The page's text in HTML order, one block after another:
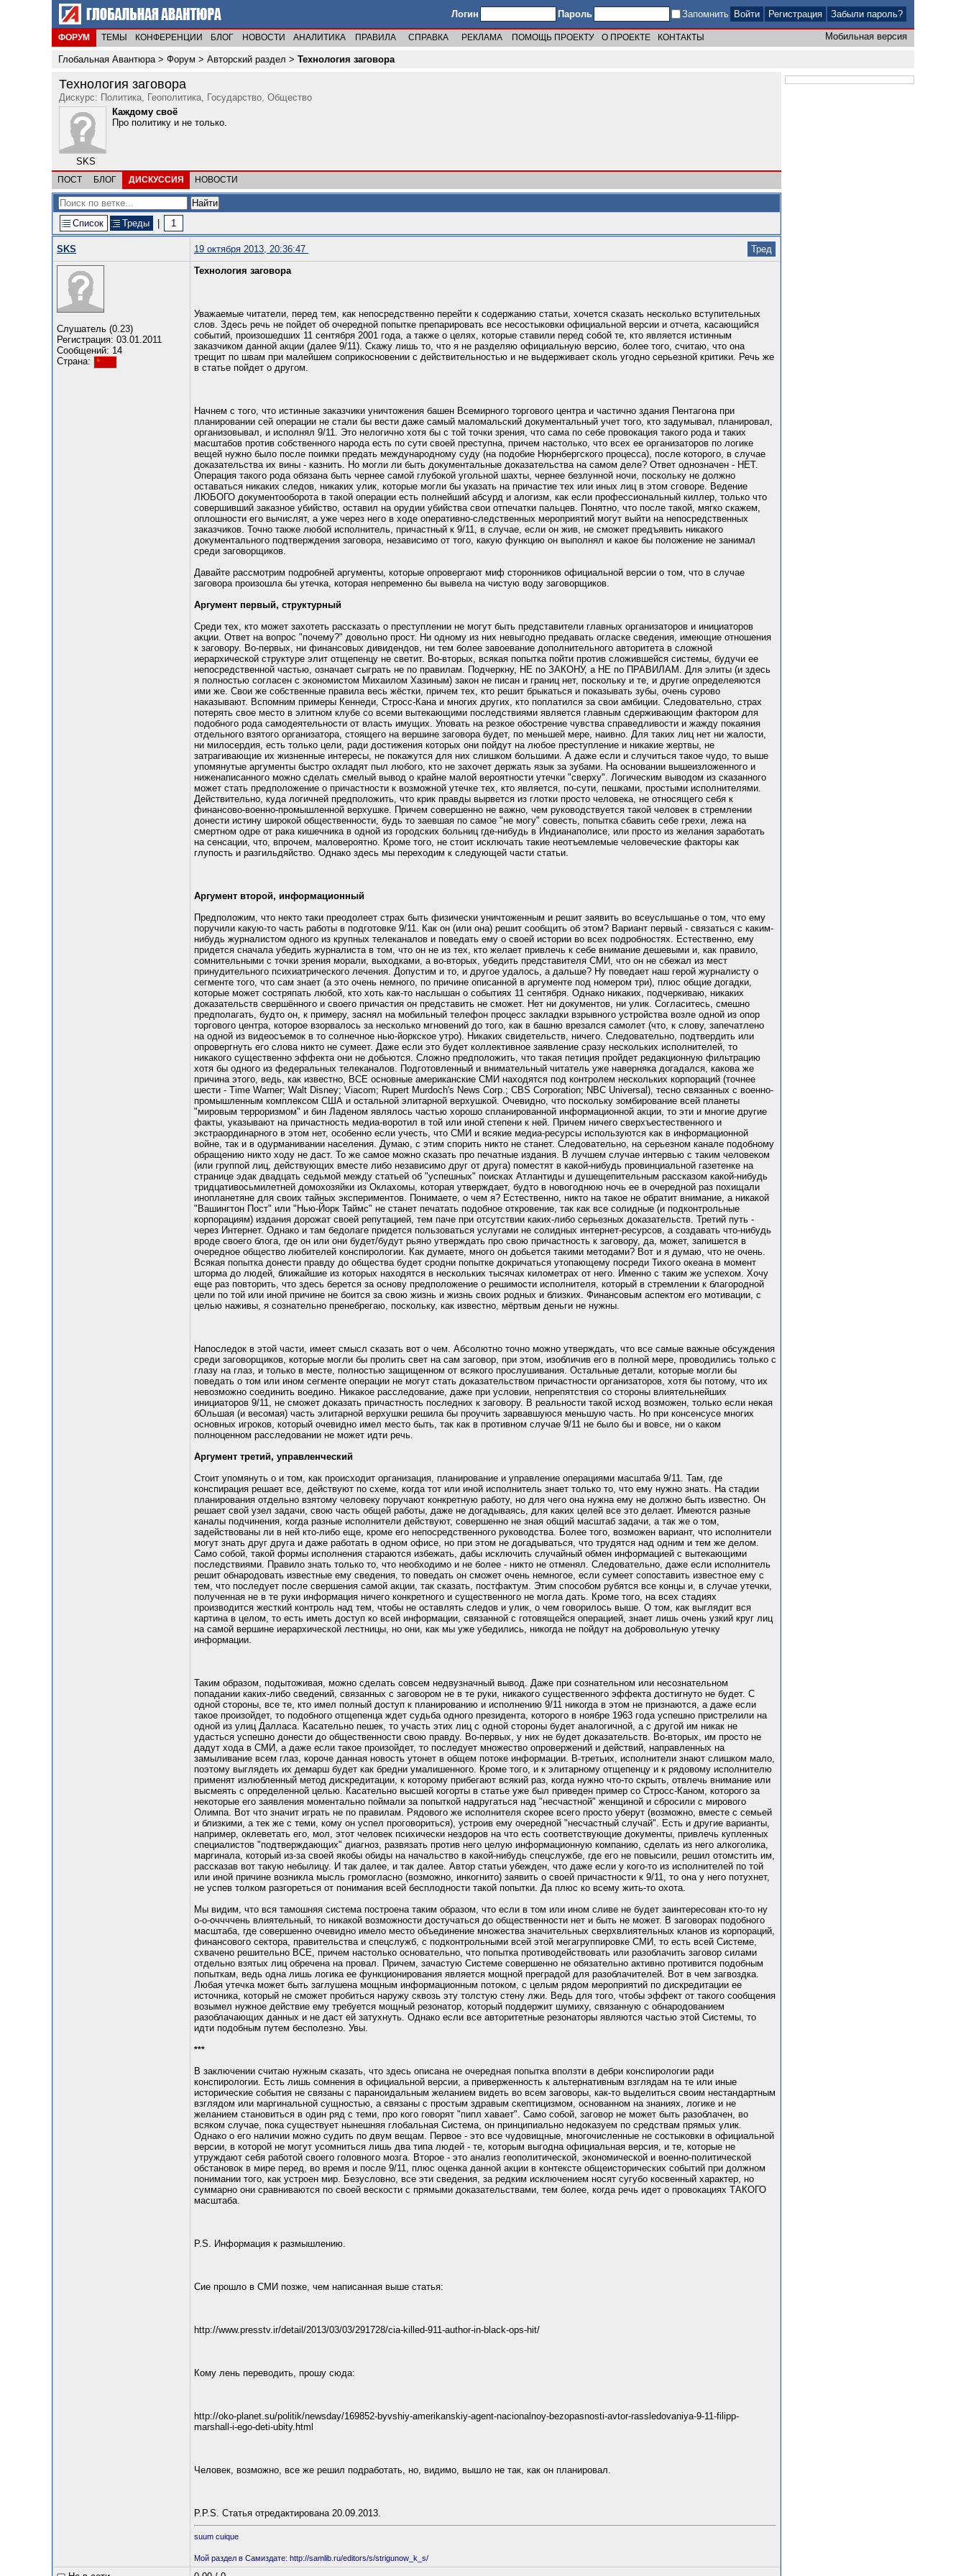
Логин Пароль Запомнить Регистрация Забыли пароль?
ФОРУМ ТЕМЫ КОНФЕРЕНЦИИ БЛОГ НОВОСТИ АНАЛИТИКА ПРАВИЛА СПРАВКА РЕКЛАМА ПОМОЩЬ ПРОЕКТУ О ПРОЕКТЕ КОНТАКТЫ Мобильная версия
Глобальная Авантюра> Форум > Авторский раздел > Технология заговора
Технология заговора
Дискурс: Политика, Геополитика, Государство, Общество
SKS
Каждому своё
Про политику и не только.
ПОСТ БЛОГ ДИСКУССИЯ НОВОСТИ
Список Треды 1
SKS 19 октября 2013, 20:36:47 Тред
Слушатель (0.23)
Регистрация: 03.01.2011
Сообщений: 14
Страна:
Технология заговора
Уважаемые читатели, перед тем, как непосредственно перейти к содержанию статьи, хочется сказать несколько вступительных
слов. Здесь речь не пойдет об очередной попытке препарировать все несостыковки официальной версии и отчета, касающийся
событий, произошедших 11 сентября 2001 года, а также о целях, которые ставили перед собой те, кто является истинным
заказчиком данной акции (далее 9/11). Скажу лишь то, что я не разделяю официальную версию, более того, считаю, что она
трещит по швам при малейшем соприкосновении с действительностью и не выдерживает сколь угодно серьезной критики. Речь же
в статье пойдет о другом.
Начнем с того, что истинные заказчики уничтожения башен Всемирного торгового центра и частично здания Пентагона при
планировании сей операции не стали бы вести даже самый маломальский документальный учет того, кто задумывал, планировал,
организовывал, и исполнял 9/11. Это нелогично хотя бы с той точки зрения, что сама по себе провокация такого рода и таких
масштабов против собственного народа есть по сути своей преступна, причем настолько, что всех ее организаторов по логике
вещей нужно было после поимки предать международному суду (на подобие Нюрнбергского процесса), после которого, в случае
доказательства их вины - казнить. Но могли ли быть документальные доказательства на самом деле? Ответ однозначен - НЕТ.
Операция такого рода обязана быть чернее самой глубокой угольной шахты, чернее безлунной ночи, поскольку не должно
оставаться никаких следов, никаких улик, которые могли бы указать на причастие тех или иных лиц в этом сговоре. Ведение
ЛЮБОГО документооборота в такой операции есть полнейший абсурд и алогизм, как если профессиональный киллер, только что
совершивший заказное убийство, оставил на орудии убийства свои отпечатки пальцев. Понятно, что после такой, мягко скажем,
оплошности его вычислят, а уже через него в ходе оперативно-следственных мероприятий могут выйти на непосредственных
заказчиков. Точно также любой исполнитель, причастный к 9/11, в случае, если он жив, не сможет предъявить никакого
документального подтверждения заговора, независимо от того, какую функцию он выполнял и какое бы положение не занимал
среди заговорщиков.
Давайте рассмотрим подробней аргументы, которые опровергают миф сторонников официальной версии о том, что в случае
заговора произошла бы утечка, которая непременно бы вывела на чистую воду заговорщиков.
Аргумент первый, структурный
Среди тех, кто может захотеть рассказать о преступлении не могут быть представители главных организаторов и инициаторов
акции. Ответ на вопрос "почему?" довольно прост. Ни одному из них невыгодно предавать огласке сведения, имеющие отношения
к заговору. Во-первых, ни финансовых дивидендов, ни тем более завоевание дополнительного авторитета в сложной
иерархической структуре элит отщепенцу не светит. Во-вторых, всякая попытка пойти против сложившейся системы, будучи ее
непосредственной частью, означает сыграть не по правилам. Подчеркну, НЕ по ЗАКОНУ, а НЕ по ПРАВИЛАМ. Для элиты (и здесь
я полностью согласен с экономистом Михаилом Хазиным) закон не писан и границ нет, поскольку и те, и другие определеяются
ими же. Свои же собственные правила весь жёстки, причем тех, кто решит брыкаться и показывать зубы, очень сурово
наказывают. Вспомним примеры Кеннеди, Стросс-Кана и многих других, кто поплатился за свои амбиции. Следовательно, страх
потерять свое место в элитном клубе со всеми вытекающими последствиями является главным сдерживающим фактором для
подобного рода самодеятельности от власть имущих. Уповать на резкое обострение чувства справедливости и жажду покаяния
отдельного взятого организатора, стоящего на вершине заговора будет, по меньшей мере, наивно. Для таких лиц нет ни жалости,
ни милосердия, есть только цели, ради достижения которых они пойдут на любое преступление и никакие жертвы, не
затрагивающие их жизненные интересы, не покажутся для них слишком большими. А даже если и случиться такое чудо, то выше
упомянутые аргументы быстро охладят пыл любого, кто не захочет держать язык за зубами. На основании вышеизложенного и
ниженаписанного можно сделать смелый вывод о крайне малой вероятности утечки "сверху". Логическим выводом из сказанного
может стать предположение о причастности к возможной утечке тех, кто является, по-сути, пешками, простыми исполнителями.
Действительно, куда логичней предположить, что крик правды вырвется из глотки просто человека, не относящего себя к
финансово-военно-промышленной верхушке. Причем совершенно не важно, чем руководствуется такой человек в стремлении
донести истину широкой общественности, будь то заевшая по самое "не могу" совесть, попытка сбавить себе грехи, лежа на
смертном одре от рака кишечника в одной из городских больниц где-нибудь в Индианаполисе, или просто из желания заработать
на сенсации, что, впрочем, маловероятно. Кроме того, не стоит исключать такие неотъемлемые человеческие факторы как
глупость и разгильдяйство. Однако здесь мы переходим к следующей части статьи.
Аргумент второй, информационный
Предположим, что некто таки преодолеет страх быть физически уничтоженным и решит заявить во всеуслышанье о том, что ему
поручили какую-то часть работы в подготовке 9/11. Как он (или она) решит сообщить об этом? Вариант первый - связаться с каким-
нибудь журналистом одного из крупных телеканалов и поведать ему о своей истории во всех подробностях. Естественно, ему
придется сначала убедить журналиста в том, что он не из тех, кто желает привлечь к себе внимание дешевыми и, как правило,
сомнительными с точки зрения морали, выходками, а во-вторых, убедить представителя СМИ, что он не сбежал из мест
принудительного психиатрического лечения. Допустим и то, и другое удалось, а дальше? Ну поведает наш герой журналисту о
сегменте того, что сам знает (а это очень немного, по причине описанной в аргументе под номером три), плюс общие догадки,
которые может состряпать любой, кто хоть как-то наслышан о событиях 11 сентября. Однако никаких, подчеркиваю, никаких
доказательств свершённого и своего причастия он представить не сможет. Нет ни документов, ни улик. Согласитесь, смешно
предполагать, будто он, к примеру, заснял на мобильный телефон процесс закладки взрывного устройства возле одной из опор
торгового центра, которое взорвалось за несколько мгновений до того, как в башню врезался самолет (что, к слову, запечатлено
на одной из видеосъемок в то солнечное нью-йоркское утро). Никаких свидетельств, ничего. Следовательно, подтвердить или
опровергнуть его слова никто не сумеет. Даже если это будет коллективное заявление сразу нескольких исполнителей, то
никакого существенно эффекта они не добьются. Сложно предположить, что такая петиция пройдет редакционную фильтрацию
хотя бы одного из федеральных телеканалов. Подготовленный и внимательный читатель уже наверняка догадался, какова же
причина этого, ведь, как известно, ВСЕ основные американские СМИ находятся под контролем нескольких корпораций (точнее
шести - Time Warner; Walt Disney; Viacom; Rupert Murdoch's News Corp.; CBS Corporation; NBC Universal), тесно связанных с военно-
промышленным комплексом США и остальной элитарной верхушкой. Очевидно, что поскольку зомбирование всей планеты
"мировым терроризмом" и бин Ладеном являлось частью хорошо спланированной информационной акции, то эти и многие другие
факты, указывают на причастность медиа-воротил в той или иной степени к ней. Причем ничего сверхъестественного и
экстраординарного в этом нет, особенно если учесть, что СМИ и всякие медиа-ресурсы используются как в информационной
войне, так и в одурманивании населения. Думаю, с этим спорить никто не станет. Следовательно, на серьезном канале подобному
обращению никто ходу не даст. То же самое можно сказать про печатные издания. В лучшем случае интервью с таким человеком
(или группой лиц, действующих вместе либо независимо друг от друга) поместят в какой-нибудь провинциальной газетенке на
странице эдак двадцать седьмой между статьей об "успешных" поисках Атлантиды и душещепительным рассказом какой-нибудь
тридцативосьмилетней домохозяйки из Оклахомы, которая утверждает, будто в новогоднюю ночь ее в очередной раз похищали
инопланетяне для своих тайных экспериментов. Понимаете, о чем я? Естественно, никто на такое не обратит внимание, а никакой
"Вашингтон Пост" или "Нью-Йорк Таймс" не станет печатать подобное откровение, так как все солидные (и подконтрольные
корпорациям) издания дорожат своей репутацией, тем паче при отсутствии каких-либо серьезных доказательств. Третий путь -
через Интернет. Однако и там бедолаге придется пользоваться услугами не солидных интернет-ресурсов, а создавать что-нибудь
вроде своего блога, где он или они будет/будут рьяно утверждать про свою причастность к заговору, да, может, запишется в
очередное общество любителей конспирологии. Как думаете, много он добьется такими методами? Вот и я думаю, что не очень.
Всякая попытка донести правду до общества будет сродни попытке докричаться утопающему посреди Тихого океана в момент
шторма до людей, ближайшие из которых находятся в нескольких тысячах километрах от него. Именно с таким же успехом. Хочу
еще раз повторить, что здесь берется за основу предположение о решимости исполнителя, который в стремлении к благородной
цели по той или иной причине не боится за свою жизнь и жизнь своих родных и близких. Финансовым аспектом его мотивации, с
целью наживы, я сознательно пренебрегаю, поскольку, как известно, мёртвым деньги не нужны.
Напоследок в этой части, имеет смысл сказать вот о чем. Абсолютно точно можно утверждать, что все самые важные обсуждения
среди заговорщиков, которые могли бы пролить свет на сам заговор, при этом, изобличив его в полной мере, проводились только с
глазу на глаз, и только в месте, полностью защищенном от всякого прослушивания. Остальные детали, которые могли бы
поведать о том или ином сегменте операции не могут стать доказательством причастности организаторов, хотя бы потому, что их
невозможно соединить воедино. Никакое расследование, даже при условии, непрепятствия со стороны влиятельнейших
инициаторов 9/11, не сможет доказать причастность последних к заговору. В реальности такой исход возможен, только если некая
бОльшая (и весомая) часть элитарной верхушки решила бы проучить зарвавшуюся меньшую часть. Но при консенсусе многих
основных игроков, который очевидно имел место быть, так как в противном случае 9/11 не было бы и вовсе, ни о каком
полноценном расследовании не может идти речь.
Аргумент третий, управленческий
Стоит упомянуть о и том, как происходит организация, планирование и управление операциями масштаба 9/11. Там, где
конспирация решает все, действуют по схеме, когда тот или иной исполнитель знает только то, что ему нужно знать. На стадии
планирования отдельно взятому человеку поручают конкретную работу, но для чего она нужна ему не должно быть известно. Он
решает свой узел задачи, свою часть общей работы, даже не догадываясь, для каких целей все это делает. Имеются разные
каналы подчинения, когда разные исполнители действуют, совершенно не зная общий масштаб задачи, а так же о том,
задействованы ли в ней кто-либо еще, кроме его непосредственного руководства. Более того, возможен вариант, что исполнители
могут знать друг друга и даже работать в одном офисе, но при этом не догадываться, что трудятся над одним и тем же делом.
Само собой, такой формы исполнения стараются избежать, дабы исключить случайный обмен информацией с вытекающими
последствиями. Правило знать только то, что необходимо и не более - никто не отменял. Следовательно, даже если исполнитель
решит обнародовать известные ему сведения, то поведать он сможет очень немногое, если сумеет сопоставить известное ему с
тем, что последует после свершения самой акции, так сказать, постфактум. Этим способом рубятся все концы и, в случае утечки,
полученная не в те руки информация ничего конкретного и существенного не могла дать. Кроме того, на всех стадиях
производится жесткий контроль над тем, чтобы не оставлять следов и улик, о чем говорилось выше. О том, как выглядит вся
картина в целом, то есть иметь доступ ко всей информации, связанной с готовящейся операцией, знает лишь очень узкий круг лиц
на самой вершине иерархической лестницы, но они, как мы уже убедились, никогда не пойдут на добровольную утечку
информации.
Таким образом, подытоживая, можно сделать совсем недвузначный вывод. Даже при сознательном или несознательном
попадании каких-либо сведений, связанных с заговором не в те руки, никакого существенного эффекта достигнуто не будет. С
одной стороны, все те, кто имел полный доступ к планированию и исполнению 9/11 никогда в этом не признаются, а даже если
такое произойдет, то подобного отщепенца ждет судьба одного президента, которого в ноябре 1963 года успешно пристрелили на
одной из улиц Далласа. Касательно пешек, то участь этих лиц с одной стороны будет аналогичной, а с другой им никак не
удасться успешно донести до общественности свою правду. Во-первых, у них не будет доказательств. Во-вторых, им просто не
дадут хода в СМИ, а даже если такое произойдет, то последует множество опровержений и действий, направленных на
замыливание всем глаз, короче данная новость утонет в общем потоке информации. В-третьих, исполнители знают слишком мало,
поэтому выглядеть их демарш будет как бредни умалишенного. Кроме того, и к элитарному отщепенцу и к рядовому исполнителю
применят излюбленный метод дискредитации, к которому прибегают всякий раз, когда нужно что-то скрыть, отвлечь внимание или
высмеять с определенной целью. Касательно высшей когорты в статье уже был приведен пример со Стросс-Каном, которого за
некоторые его заявления моментально поймали за попыткой надругаться над "несчастной" женщиной и сбросили с мирового
Олимпа. Вот что значит играть не по правилам. Рядового же исполнителя скорее всего просто уберут (возможно, вместе с семьей
и близкими, а тек же с теми, кому он успел проговориться), устроив ему очередной "несчастный случай". Есть и другие варианты,
например, оклеветать его, мол, этот человек психически нездоров на что есть соответствующие документы, привлечь купленных
специалистов "подтверждающих" диагноз, развязать против него целую информационную компанию, сделать из него алкоголика,
маргинала, который из-за своей якобы обиды на начальство в какой-нибудь спецслужбе, где его не повысили, решил отомстить им,
рассказав вот такую небылицу. И так далее, и так далее. Автор статьи убежден, что даже если у кого-то из исполнителей по той
или иной причине возникла мысль громогласно (возможно, инкогнито) заявить о своей причастности к 9/11, то она у него потухнет,
не успев толком разгореться от понимания всей бесплодности такой попытки. Да плюс ко всему жить-то охота.
Мы видим, что вся тамошняя система построена таким образом, что если в том или ином сливе не будет заинтересован кто-то ну
о-о-оччччень влиятельный, то никакой возможности достучаться до общественности нет и быть не может. В заговорах подобного
масштаба, где совершенно очевидно имело место объединение множества значительных сверхвлиятельных кланов из корпораций,
финансового сектора, правительства и спецслужб, с подконтрольными всей этой мегагруппировке СМИ, то есть всей Системе,
схвачено решительно ВСЕ, причем настолько основательно, что попытка противодействовать или разоблачить заговор силами
отдельно взятых лиц обречена на провал. Причем, зачастую Системе совершенно не обязательно активно противится подобным
попыткам, ведь одна лишь логика ее функционирования является мощной преградой для разоблачителей. Вот в чем загвоздка.
Любая утечка может быть заглушена мощным информационным потоком, с целым рядом мероприятий по дискредитации ее
источника, который не сможет пробиться наружу сквозь эту толстую стену лжи. Ведь для того, чтобы эффект от такого сообщения
возымел нужное действие ему требуется мощный резонатор, который поддержит шумиху, связанную с обнародованием
разоблачающих данных и не даст ей затухнуть. Однако если все авторитетные резонаторы являются частью этой Системы, то
идти подобным путем бесполезно. Увы.
***
В заключении считаю нужным сказать, что здесь описана не очередная попытка вползти в дебри конспирологии ради
конспирологии. Есть лишь сомнения в официальной версии, а приверженность к альтернативным взглядам на те или иные
исторические события не связаны с параноидальным желанием видеть во всем заговоры, как-то выделиться своим нестандартным
взглядом или маргинальной сущностью, а связаны с простым здравым скептицизмом, основанном на знаниях, логике и не
желанием становиться в один ряд с теми, про кого говорят "пипл хавает". Само собой, заговор не может быть разоблачен, во
всяком случае, пока существует нынешняя глобальная Система, он принципиально недоказуем по средствам прямых улик.
Однако о его наличии можно судить по двум вещам. Первое - это все чудовищные, многочисленные не состыковки в официальной
версии, в которой не могут усомниться лишь два типа людей - те, которым выгодна официальная версия, и те, которые не
утруждают себя работой своего головного мозга. Второе - это анализ геополитической, экономической и военно-политической
обстановок в мире перед, во время и после 9/11, плюс оценка данной акции в контексте общеисторических событий при должном
понимании того, как устроен мир. Безусловно, все эти сведения, за редким исключением носят сугубо косвенный характер, но
суммарно они сравниваются по своей вескости с прямыми доказательствами, тем более, когда речь идет о провокациях ТАКОГО
масштаба.
P.S. Информация к размышлению.
Сие прошло в СМИ позже, чем написанная выше статья:
http://www.presstv.ir/detail/2013/03/03/291728/cia-killed-911-author-in-black-ops-hit/
Кому лень переводить, прошу сюда:
http://oko-planet.su/politik/newsday/169852-byvshiy-amerikanskiy-agent-nacionalnoy-bezopasnosti-avtor-rassledovaniya-9-11-filipp-
marshall-i-ego-deti-ubity.html
Человек, возможно, все же решил подработать, но, видимо, вышло не так, как он планировал.
P.P.S. Статья отредактирована 20.09.2013.
suum cuique
Мой раздел в Самиздате: http://samlib.ru/editors/s/strigunow_k_s/